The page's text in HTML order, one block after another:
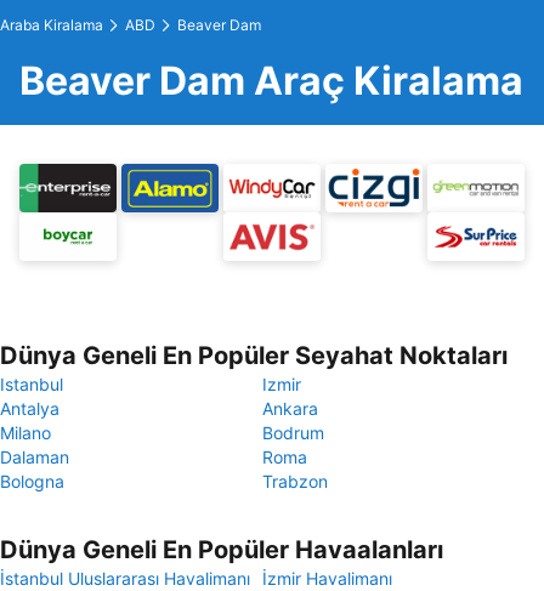
Araba Kiralama ABD Beaver Dam
Beaver Dam Araç Kiralama
Dünya Geneli En Popüler Seyahat Noktaları
Istanbul
Izmir
Antalya
Ankara
Milano
Bodrum
Dalaman
Roma
Bologna
Trabzon
Dünya Geneli En Popüler Havaalanları
İstanbul Uluslararası Havalimanı
İzmir Havalimanı